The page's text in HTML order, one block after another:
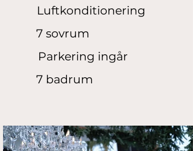
Luftkonditionering
7 sovrum
Parkering ingår
7 badrum